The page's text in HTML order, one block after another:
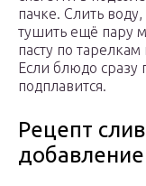
пачке. Слить
тушить ещё пару
пасту по
Если блюдо сразу
подплавится.
Рецепт